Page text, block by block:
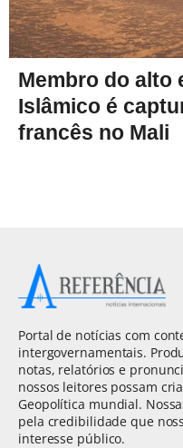
Membro do alto
Islâmico é
francês no Mali
Portal de notícias com
intergovernamentais.
notas, relatórios e
nossos leitores possam
Geopolítica mundial.
pela credibilidade que
interesse público.